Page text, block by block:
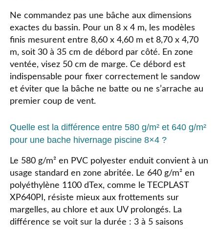
Ne commandez pas une bâche aux dimensions
exactes du bassin. Pour un 8 x 4 m, les modèles
finis mesurent entre 8,60 x 4,60 m et 8,70 x 4,70
m, soit 30 à 35 cm de débord par côté. En zone
ventée, visez 50 cm de marge. Ce débord est
indispensable pour fixer correctement le sandow
et éviter que la bâche ne batte ou ne s’arrache au
premier coup de vent.
Quelle est la différence entre 580 g/m² et 640 g/m²
pour une bache hivernage piscine 8×4 ?
Le 580 g/m² en PVC polyester enduit convient à un
usage standard en zone abritée. Le 640 g/m² en
polyéthylène 1100 dTex, comme le TECPLAST
XP640PI, résiste mieux aux frottements sur
margelles, au chlore et aux UV prolongés. La
différence se voit sur la durée : 3 à 5 saisons